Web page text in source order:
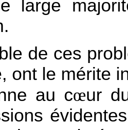
large
de ces
ont le mérite
au cœur